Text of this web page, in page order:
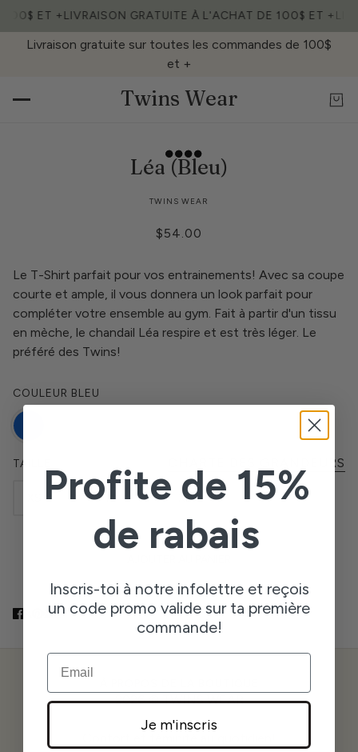
100$ ET +LIVRAISON GRATUITE À L'ACHAT DE 100$ ET +
Livraison gratuite sur toutes les commandes de 100$
et +
Twins Wear
Léa (Bleu)
TWINS WEAR
$54.00
Le T-Shirt parfait pour vos entrainements! Avec sa coupe
courte et ample, il vous donnera un look parfait pour
compléter votre ensemble au gym. Fait à partir d'un tissu
en mèche, le chandail Léa respire et est très léger. Le
préféré des Twins!
COULEUR BLEU
TAILLE CHARTE DES GRANDEURS
S M L XL
2026 © TWINS WEAR
Profite de 15%
de rabais
Inscris-toi à notre infolettre et reçois
un code promo valide sur ta première
commande!
EMAIL
Je m'inscris